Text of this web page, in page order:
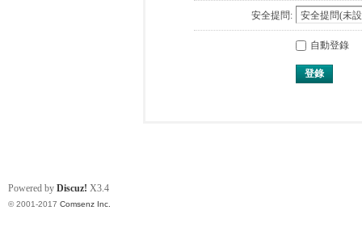
安全提問:
自動登錄
登錄
Powered by Discuz! X3.4
© 2001-2017 Comsenz Inc.